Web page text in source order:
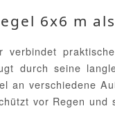
6x6 m
verbindet
durch seine
an verschiedene
vor Regen